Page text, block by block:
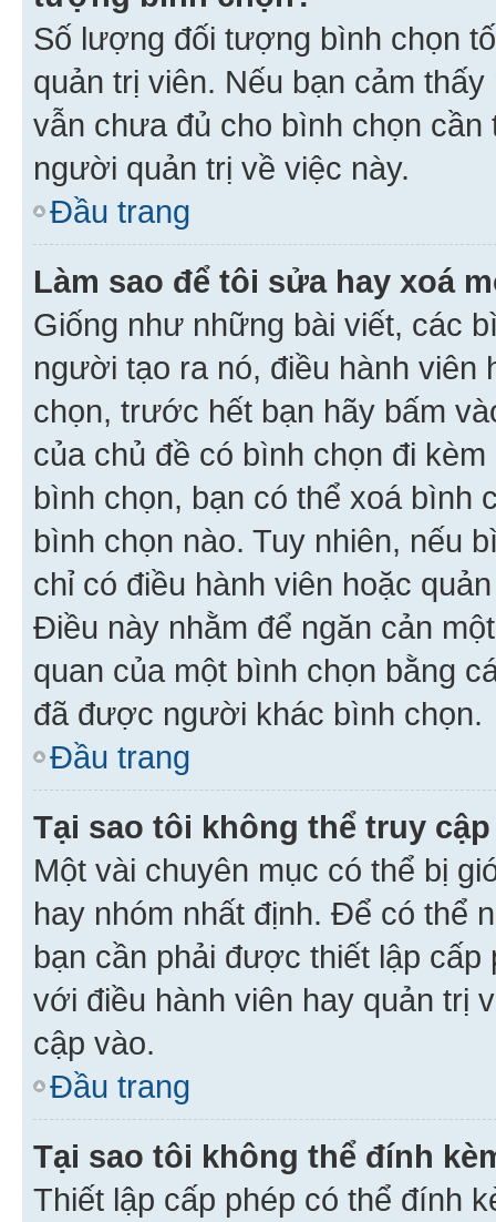
Số lượng đối tượng bình chọn
quản trị viên. Nếu bạn cảm
vẫn chưa đủ cho bình chọn
người quản trị về việc này.
Đầu trang
Làm sao để tôi sửa hay xoá
Giống như những bài viết, các
người tạo ra nó, điều hành
chọn, trước hết bạn hãy bấm
của chủ đề có bình chọn đi
bình chọn, bạn có thể xoá bình
bình chọn nào. Tuy nhiên, nếu
chỉ có điều hành viên hoặc
Điều này nhằm để ngăn cản
quan của một bình chọn bằng
đã được người khác bình chọn.
Đầu trang
Tại sao tôi không thể truy
Một vài chuyên mục có thể bị
hay nhóm nhất định. Để có thể
bạn cần phải được thiết lập
với điều hành viên hay quản trị
cập vào.
Đầu trang
Tại sao tôi không thể đính
Thiết lập cấp phép có thể đính